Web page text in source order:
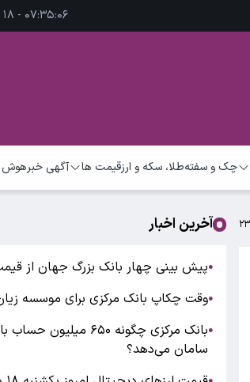
۰۷:۳۵:۰۷ - ۱۸ مرداد ۱۴۰۵
چک و سفتهطلا، سکه و ارزقیمت ها آگهی خبرهوش
آخرین اخبار
●پیش بینی چهار بانک بزرگ جهان از
●وقت چکاپ بانک مرکزی برای موسسه
●
بانک مرکزی چگونه ۶۵۰ میلیون
سامان می‌دهد؟